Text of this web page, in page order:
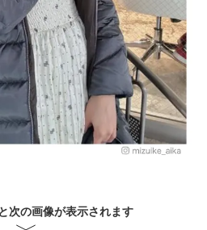
次の画像が表示されます